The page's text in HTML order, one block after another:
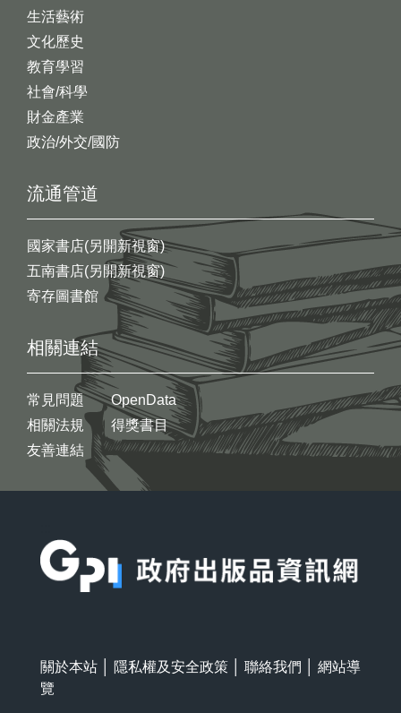
生活藝術
文化歷史
教育學習
社會/科學
財金產業
政治/外交/國防
流通管道
國家書店(另開新視窗)
五南書店(另開新視窗)
寄存圖書館
相關連結
常見問題
相關法規
友善連結
OpenData
得獎書目
關於本站 隱私權及安全政策 聯絡我們
網站導
覽